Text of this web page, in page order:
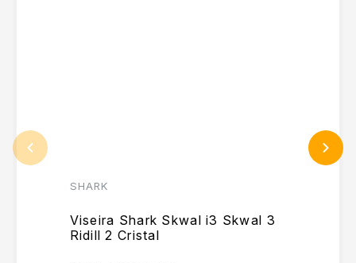
SHARK
Viseira Shark Skwal i3 Skwal 3
Ridill 2 Cristal